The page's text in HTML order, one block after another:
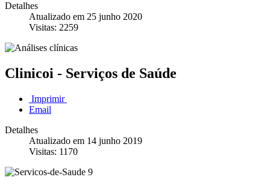
Detalhes
Atualizado em 25 junho 2020
Visitas: 2259
Clinicoi - Serviços de Saúde
Imprimir
Email
Detalhes
Atualizado em 14 junho 2019
Visitas: 1170